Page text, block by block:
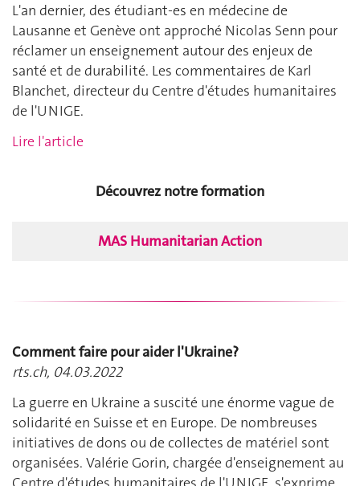
L'an dernier, des étudiant-es en médecine de
Lausanne et Genève ont approché Nicolas Senn pour
réclamer un enseignement autour des enjeux de
santé et de durabilité. Les commentaires de Karl
Blanchet, directeur du Centre d'études humanitaires
de l'UNIGE.
Lire l'article
Découvrez notre formation
MAS Humanitarian Action
Comment faire pour aider l'Ukraine?
rts.ch, 04.03.2022
La guerre en Ukraine a suscité une énorme vague de
solidarité en Suisse et en Europe. De nombreuses
initiatives de dons ou de collectes de matériel sont
organisées. Valérie Gorin, chargée d'enseignement au